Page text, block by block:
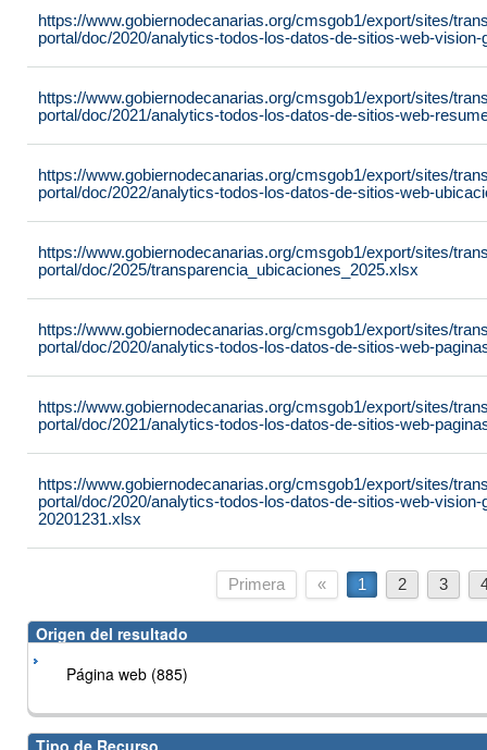
https://www.gobiernodecanarias.org/cmsgob1/export/sites/
portal/doc/2020/analytics-todos-los-datos-de-sitios-web-
https://www.gobiernodecanarias.org/cmsgob1/export/sites/
portal/doc/2021/analytics-todos-los-datos-de-sitios-web-
https://www.gobiernodecanarias.org/cmsgob1/export/sites/
portal/doc/2022/analytics-todos-los-datos-de-sitios-web-
https://www.gobiernodecanarias.org/cmsgob1/export/sites/
portal/doc/2025/transparencia_ubicaciones_2025.xlsx
https://www.gobiernodecanarias.org/cmsgob1/export/sites/
portal/doc/2020/analytics-todos-los-datos-de-sitios-web-
https://www.gobiernodecanarias.org/cmsgob1/export/sites/
portal/doc/2021/analytics-todos-los-datos-de-sitios-web-
https://www.gobiernodecanarias.org/cmsgob1/export/sites/
portal/doc/2020/analytics-todos-los-datos-de-sitios-web-
20201231.xlsx
Primera « 1 2 3
Origen del resultado
Página web (885)
Tipo de Recurso